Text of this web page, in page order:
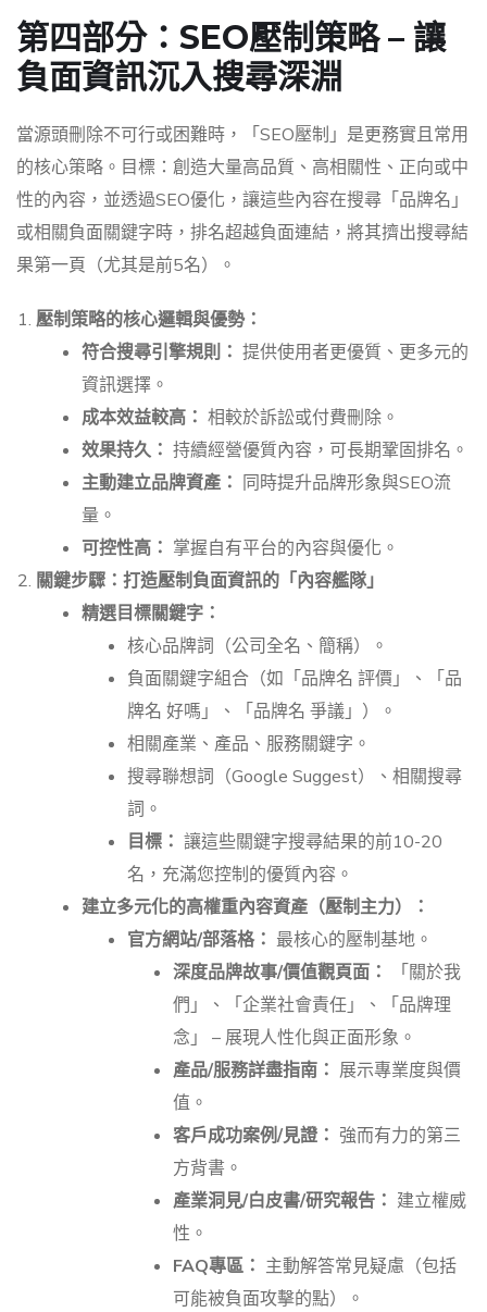
第四部分：SEO壓制策略 – 讓
負面資訊沉入搜尋深淵
當源頭刪除不可行或困難時，「SEO壓制」是更務實且常用
的核心策略。目標：創造大量高品質、高相關性、正向或中
性的內容，並透過SEO優化，讓這些內容在搜尋「品牌名」
或相關負面關鍵字時，排名超越負面連結，將其擠出搜尋結
果第一頁（尤其是前5名）。
壓制策略的核心邏輯與優勢：
符合搜尋引擎規則： 提供使用者更優質、更多元的
資訊選擇。
成本效益較高： 相較於訴訟或付費刪除。
效果持久： 持續經營優質內容，可長期鞏固排名。
主動建立品牌資產： 同時提升品牌形象與SEO流
量。
可控性高： 掌握自有平台的內容與優化。
關鍵步驟：打造壓制負面資訊的「內容艦隊」
精選目標關鍵字：
核心品牌詞（公司全名、簡稱）。
負面關鍵字組合（如「品牌名 評價」、「品
牌名 好嗎」、「品牌名 爭議」）。
相關產業、產品、服務關鍵字。
搜尋聯想詞（Google Suggest）、相關搜尋
詞。
目標： 讓這些關鍵字搜尋結果的前10-20
名，充滿您控制的優質內容。
建立多元化的高權重內容資產（壓制主力）：
官方網站/部落格： 最核心的壓制基地。
深度品牌故事/價值觀頁面：
「關於我
們」、「企業社會責任」、「品牌理
念」 – 展現人性化與正面形象。
產品/服務詳盡指南： 展示專業度與價
值。
客戶成功案例/見證： 強而有力的第三
方背書。
產業洞見/白皮書/研究報告： 建立權威
性。
FAQ專區： 主動解答常見疑慮（包括
可能被負面攻擊的點）。